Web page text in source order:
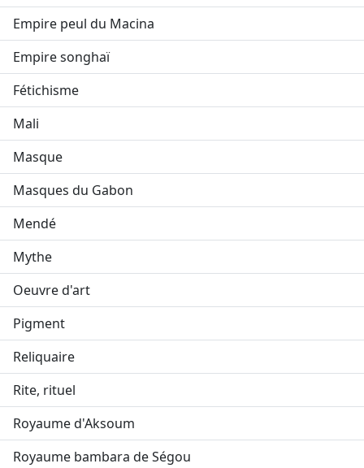
Empire peul du Macina
Empire songhaï
Fétichisme
Mali
Masque
Masques du Gabon
Mendé
Mythe
Oeuvre d'art
Pigment
Reliquaire
Rite, rituel
Royaume d'Aksoum
Royaume bambara de Ségou